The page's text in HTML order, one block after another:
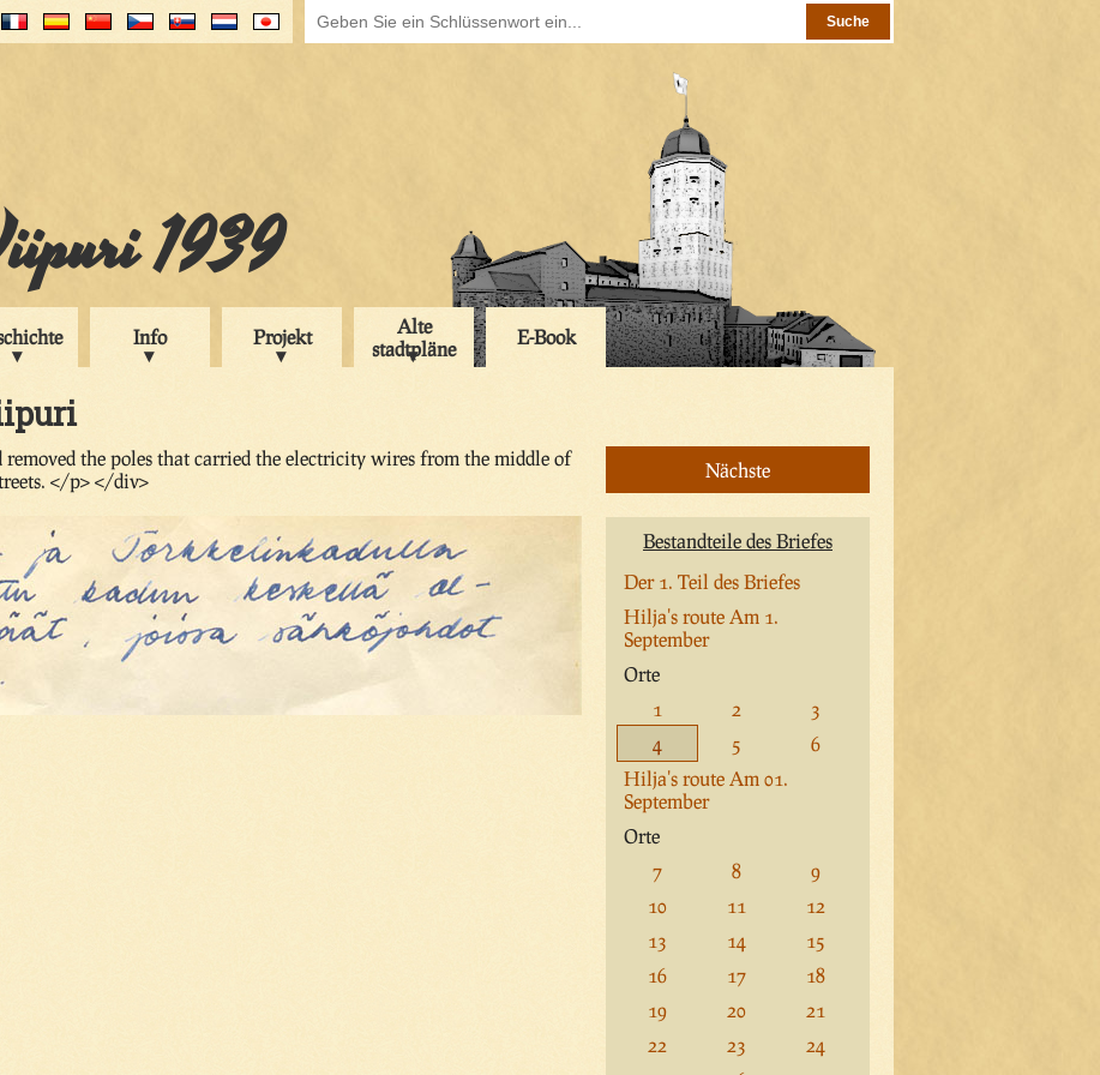
1939
Info Projekt
Alte
stadtpläne
E-Book
Nächste
Bestandteile des Briefes
Der 1. Teil des Briefes
Hilja's route Am 1.
September
Orte
1
2
3
4
5
6
Hilja's route Am 01.
September
Orte
7
8
9
10
11
12
13
14
15
16
17
18
19
20
21
22
23
24
the poles that carried the electricity wires from the middle of
</p> </div>